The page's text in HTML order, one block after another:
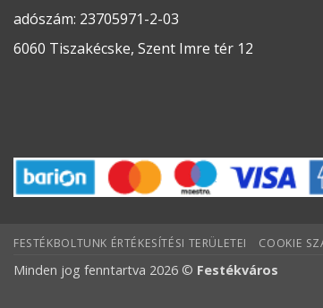
adószám: 23705971-2-03
6060 Tiszakécske, Szent Imre tér 12
FESTÉKBOLTUNK ÉRTÉKESÍTÉSI TERÜLETEI COOKIE
Minden jog fenntartva 2026 © Festékváros